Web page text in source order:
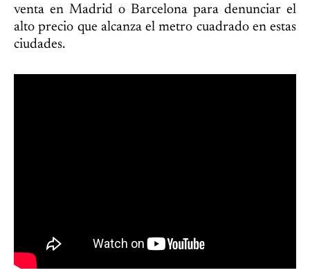
venta en Madrid o Barcelona para denunciar el
alto precio que alcanza el metro cuadrado en estas
ciudades.